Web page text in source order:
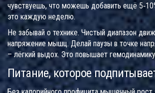
чувствуешь, что можешь добавить ещё
это каждую неделю.
Не забывай о технике. Чистый диапазон
напряжение мышц. Делай паузы в точке
– лёгкий выдох. Это повышает
Питание, которое